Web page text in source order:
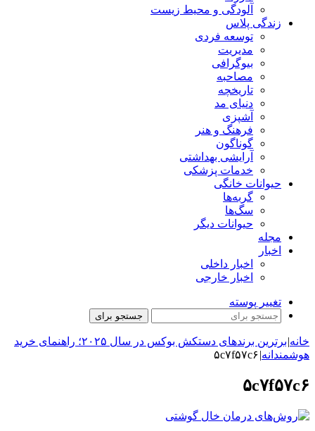
آلودگی و محیط زیست
زندگی پلاس
توسعه فردی
مدیریت
بیوگرافی
مصاحبه
تاریخچه
دنیای مد
آشپزی
فرهنگ و هنر
گوناگون
آرایشی بهداشتی
خدمات پزشکی
حیوانات خانگی
گربه‌ها
سگ‌ها
حیوانات دیگر
مجله
اخبار
اخبار داخلی
اخبار خارجی
تغییر پوسته
جستجو برای
خانه|
برترین برندهای دستکش بوکس در سال ۲۰۲۵؛ راهنمای خرید
هوشمندانه|۵c۷f۵۷c۶
۵c۷f۵۷c۶